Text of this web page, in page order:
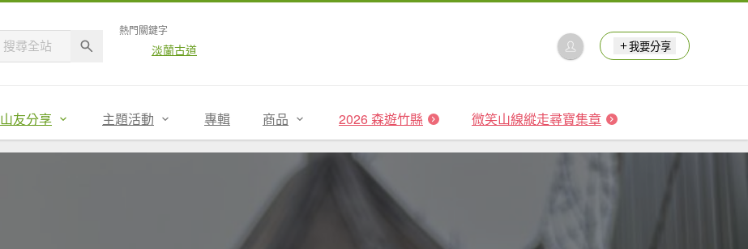
熱門關鍵字
淡蘭古道 我要分享
山友分享 主題活動 專輯 商品 2026 森遊竹縣 微笑山線縱走尋寶集章